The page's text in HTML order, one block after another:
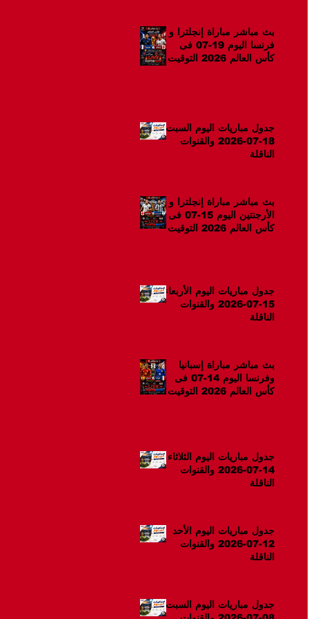
بث مباشر مباراة إنجلترا و
فرنسا اليوم 19-07 فى
كأس العالم 2026 التوقيت
جدول مباريات اليوم السبت
18-07-2026 والقنوات
الناقلة
بث مباشر مباراة إنجلترا و
الأرجنتين اليوم 15-07 فى
كأس العالم 2026 التوقيت
جدول مباريات اليوم الأربعاء
15-07-2026 والقنوات
الناقلة
بث مباشر مباراة إسبانيا
وفرنسا اليوم 14-07 فى
كأس العالم 2026 التوقيت
جدول مباريات اليوم الثلاثاء
14-07-2026 والقنوات
الناقلة
جدول مباريات اليوم الأحد
12-07-2026 والقنوات
الناقلة
جدول مباريات اليوم السبت